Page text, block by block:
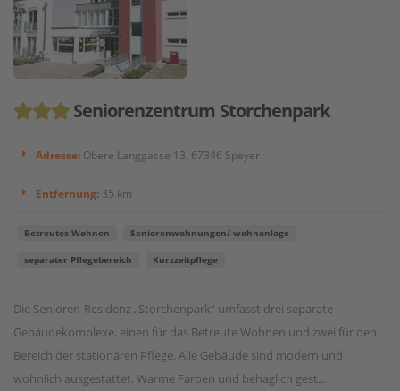
Seniorenzentrum Storchenpark
Adresse: Obere Langgasse 13, 67346 Speyer
Entfernung: 35 km
Betreutes Wohnen Seniorenwohnungen/-wohnanlage
separater Pflegebereich Kurzzeitpflege
Die Senioren-Residenz „Storchenpark“ umfasst drei separate
Gebäudekomplexe, einen für das Betreute Wohnen und zwei für den
Bereich der stationären Pflege. Alle Gebäude sind modern und
wohnlich ausgestattet. Warme Farben und behaglich gest...